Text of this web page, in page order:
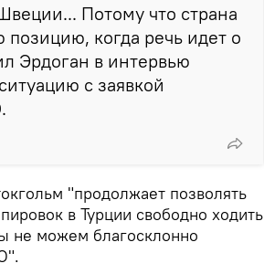
Потому что страна
когда речь идет о
Эрдоган в интервью
с заявкой
"продолжает позволять
в Турции свободно ходить
не можем благосклонно